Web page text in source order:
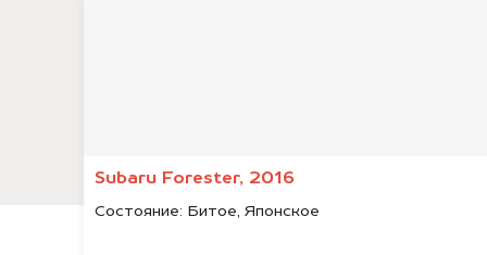
Subaru Forester, 2016
Состояние: Битое, Японское